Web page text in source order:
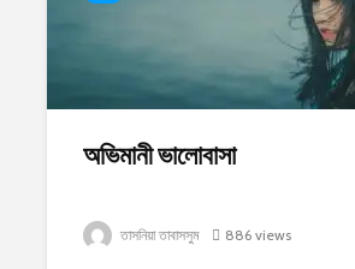
অভিমানী ভালোবাসা
তাসনিয়া তাবাসসুম 886 views